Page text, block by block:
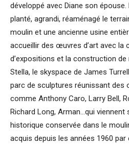
développé avec Diane son épouse.
planté, agrandi, réaménagé le
moulin et une ancienne usine
accueillir des œuvres d’art avec la
d’expositions et la construction de
Stella, le skyspace de James
parc de sculptures réunissant des
comme Anthony Caro, Larry Bell,
Richard Long, Arman…qui viennent
historique conservée dans le
acquis depuis les années 1960 par